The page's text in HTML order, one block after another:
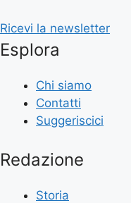
Ricevi la newsletter
Esplora
Chi siamo
Contatti
Suggeriscici
Redazione
Storia